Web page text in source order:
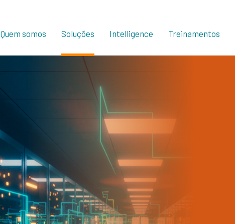
Quem somos Soluções Intelligence Treinamentos